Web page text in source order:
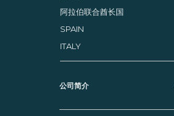
阿拉伯联合酋长国
SPAIN
ITALY
公司简介